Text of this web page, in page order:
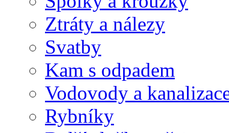
Ztráty a nálezy
Svatby
Kam s odpadem
Vodovody a
Rybníky